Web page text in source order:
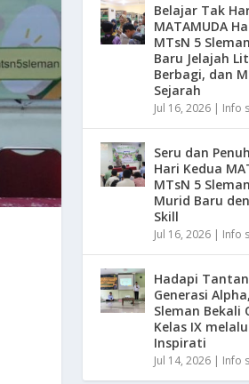
Belajar Tak
MATAMUDA
MTsN 5
Baru Jelajah
Berbagi, dan
Sejarah
Jul 16, 2026 | Info
Seru dan
Hari Kedua
MTsN 5
Murid Baru
Skill
Jul 16, 2026 | Info
Hadapi
Generasi
Sleman Bekali
Kelas IX
Inspirati
Jul 14, 2026 | Info